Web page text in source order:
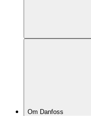
Om Danfoss